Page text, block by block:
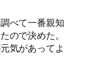
べて一番親知
ので決めた。
気があってよ